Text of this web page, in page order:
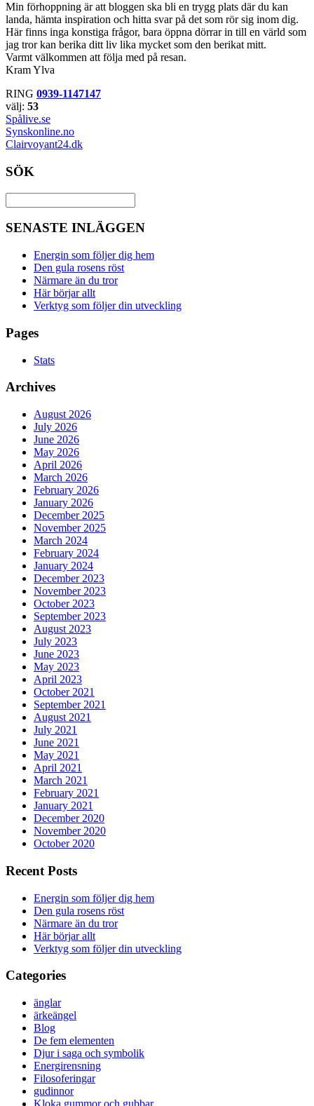
Min förhoppning är att bloggen ska bli en trygg plats där du kan
landa, hämta inspiration och hitta svar på det som rör sig inom dig.
Här finns inga konstiga frågor, bara öppna dörrar in till en värld som
jag tror kan berika ditt liv lika mycket som den berikat mitt.
Varmt välkommen att följa med på resan.
Kram Ylva
RING 0939-1147147
välj: 53
Spålive.se
Synskonline.no
Clairvoyant24.dk
SÖK
SENASTE INLÄGGEN
Energin som följer dig hem
Den gula rosens röst
Närmare än du tror
Här börjar allt
Verktyg som följer din utveckling
Pages
Stats
Archives
August 2026
July 2026
June 2026
May 2026
April 2026
March 2026
February 2026
January 2026
December 2025
November 2025
March 2024
February 2024
January 2024
December 2023
November 2023
October 2023
September 2023
August 2023
July 2023
June 2023
May 2023
April 2023
October 2021
September 2021
August 2021
July 2021
June 2021
May 2021
April 2021
March 2021
February 2021
January 2021
December 2020
November 2020
October 2020
Recent Posts
Energin som följer dig hem
Den gula rosens röst
Närmare än du tror
Här börjar allt
Verktyg som följer din utveckling
Categories
änglar
ärkeängel
Blog
De fem elementen
Djur i saga och symbolik
Energirensning
Filosoferingar
gudinnor
Kloka gummor och gubbar